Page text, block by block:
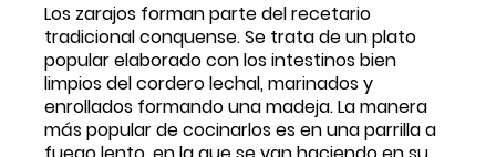
Los zarajos forman parte del recetario
tradicional conquense. Se trata de un plato
popular elaborado con los intestinos bien
limpios del cordero lechal, marinados y
enrollados formando una madeja. La manera
más popular de cocinarlos es en una parrilla a